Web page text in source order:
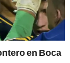
en Boca